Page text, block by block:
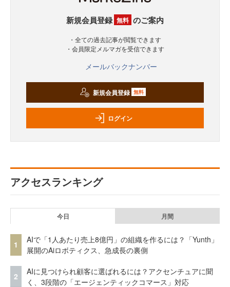
新規会員登録 無料 のご案内
・全ての過去記事が閲覧できます
・会員限定メルマガを受信できます
メールバックナンバー
新規会員登録 無料
ログイン
アクセスランキング
今日 月間
1
AIで「1人あたり売上8億円」の組織を作るには？「Yunth」
展開のAiロボティクス、急成長の裏側
2
AIに見つけられ顧客に選ばれるには？アクセンチュアに聞
く、3段階の「エージェンティックコマース」対応